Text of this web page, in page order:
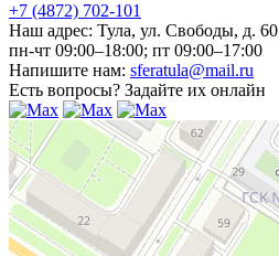
+7 (4872) 702-101
Наш адрес: Тула, ул. Свободы, д. 60
пн-чт 09:00–18:00; пт 09:00–17:00
Напишите нам: sferatula@mail.ru
Есть вопросы? Задайте их онлайн